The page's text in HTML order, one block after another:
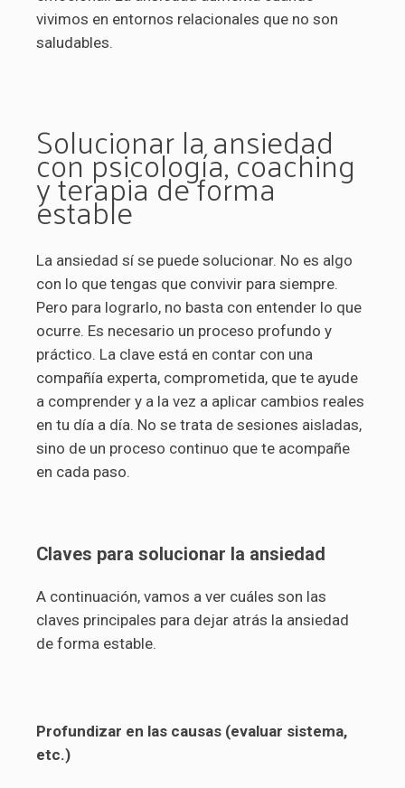
vivimos en entornos relacionales que no son
saludables.
Solucionar la ansiedad
con psicología, coaching
y terapia de forma
estable
La ansiedad sí se puede solucionar. No es algo
con lo que tengas que convivir para siempre.
Pero para lograrlo, no basta con entender lo que
ocurre. Es necesario un proceso profundo y
práctico. La clave está en contar con una
compañía experta, comprometida, que te ayude
a comprender y a la vez a aplicar cambios reales
en tu día a día. No se trata de sesiones aisladas,
sino de un proceso continuo que te acompañe
en cada paso.
Claves para solucionar la ansiedad
A continuación, vamos a ver cuáles son las
claves principales para dejar atrás la ansiedad
de forma estable.
Profundizar en las causas (evaluar sistema,
etc.)